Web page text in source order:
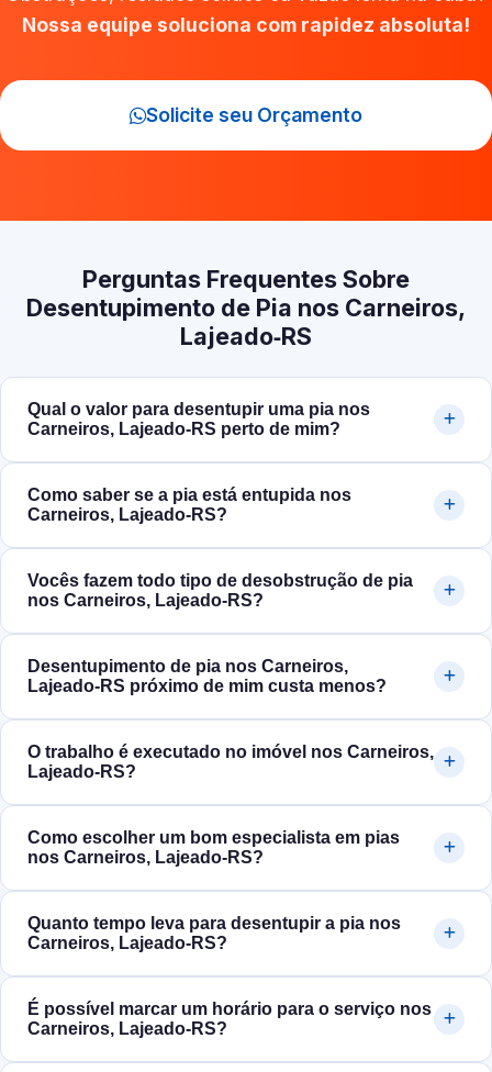
Nossa equipe soluciona com rapidez absoluta!
Solicite seu Orçamento
Perguntas Frequentes Sobre
Desentupimento de Pia nos Carneiros,
Lajeado‑RS
Qual o valor para desentupir uma pia nos
Carneiros, Lajeado‑RS perto de mim?
Como saber se a pia está entupida nos
Carneiros, Lajeado‑RS?
Vocês fazem todo tipo de desobstrução de pia
nos Carneiros, Lajeado‑RS?
Desentupimento de pia nos Carneiros,
Lajeado‑RS próximo de mim custa menos?
O trabalho é executado no imóvel nos Carneiros,
Lajeado‑RS?
Como escolher um bom especialista em pias
nos Carneiros, Lajeado‑RS?
Quanto tempo leva para desentupir a pia nos
Carneiros, Lajeado‑RS?
É possível marcar um horário para o serviço nos
Carneiros, Lajeado‑RS?